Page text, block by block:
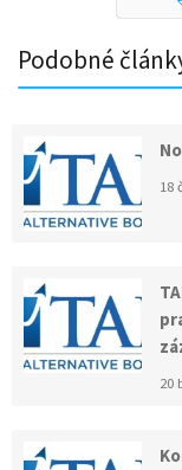
Podobné
18
20